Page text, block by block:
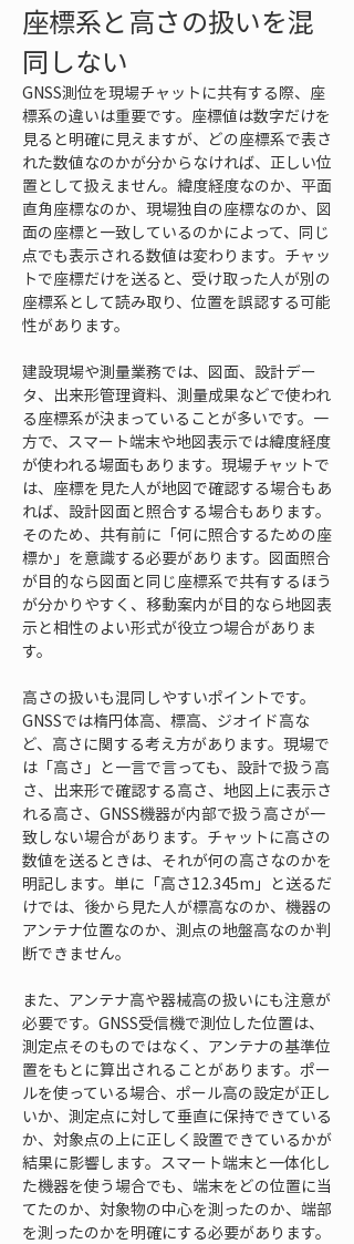
座標系と高さの扱いを混
同しない
GNSS測位を現場チャットに共有する際、座
標系の違いは重要です。座標値は数字だけを
見ると明確に見えますが、どの座標系で表さ
れた数値なのかが分からなければ、正しい位
置として扱えません。緯度経度なのか、平面
直角座標なのか、現場独自の座標なのか、図
面の座標と一致しているのかによって、同じ
点でも表示される数値は変わります。チャッ
トで座標だけを送ると、受け取った人が別の
座標系として読み取り、位置を誤認する可能
性があります。
建設現場や測量業務では、図面、設計デー
タ、出来形管理資料、測量成果などで使われ
る座標系が決まっていることが多いです。一
方で、スマート端末や地図表示では緯度経度
が使われる場面もあります。現場チャットで
は、座標を見た人が地図で確認する場合もあ
れば、設計図面と照合する場合もあります。
そのため、共有前に「何に照合するための座
標か」を意識する必要があります。図面照合
が目的なら図面と同じ座標系で共有するほう
が分かりやすく、移動案内が目的なら地図表
示と相性のよい形式が役立つ場合がありま
す。
高さの扱いも混同しやすいポイントです。
GNSSでは楕円体高、標高、ジオイド高な
ど、高さに関する考え方があります。現場で
は「高さ」と一言で言っても、設計で扱う高
さ、出来形で確認する高さ、地図上に表示さ
れる高さ、GNSS機器が内部で扱う高さが一
致しない場合があります。チャットに高さの
数値を送るときは、それが何の高さなのかを
明記します。単に「高さ12.345m」と送るだ
けでは、後から見た人が標高なのか、機器の
アンテナ位置なのか、測点の地盤高なのか判
断できません。
また、アンテナ高や器械高の扱いにも注意が
必要です。GNSS受信機で測位した位置は、
測定点そのものではなく、アンテナの基準位
置をもとに算出されることがあります。ポー
ルを使っている場合、ポール高の設定が正し
いか、測定点に対して垂直に保持できている
か、対象点の上に正しく設置できているかが
結果に影響します。スマート端末と一体化し
た機器を使う場合でも、端末をどの位置に当
てたのか、対象物の中心を測ったのか、端部
を測ったのかを明確にする必要があります。